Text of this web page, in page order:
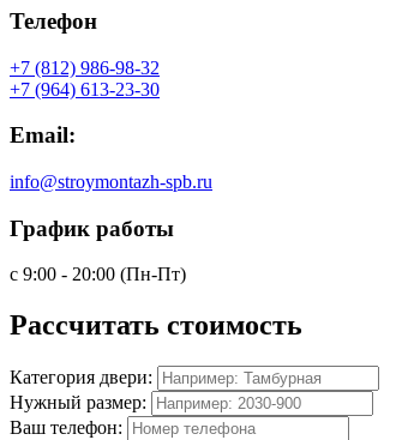
Телефон
+7 (812) 986-98-32
+7 (964) 613-23-30
Email:
info@stroymontazh-spb.ru
График работы
с 9:00 - 20:00 (Пн-Пт)
Рассчитать стоимость
Категория двери:
Нужный размер:
Ваш телефон: